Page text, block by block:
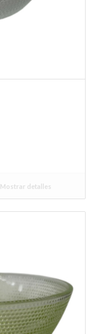
Mostrar detalles